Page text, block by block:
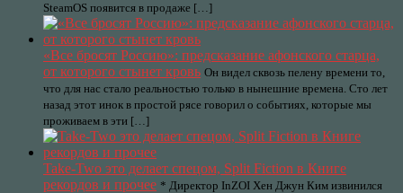
SteamOS появится в продаже […]
«Все бросят Россию»: предсказание афонского старца,
от которого стынет кровь Он видел сквозь пелену времени то,
что для нас стало реальностью только в нынешние времена. Сто лет
назад этот инок в простой рясе говорил о событиях, которые мы
проживаем в эти […]
Take-Two это делает спецом, Split Fiction в Книге
рекордов и прочее * Директор InZOI Хен Джун Ким извинился